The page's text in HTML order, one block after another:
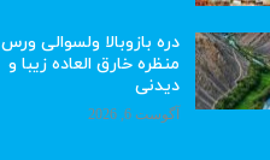
دره بازوبالا ولسوالی ورس
منظره خارق العاده زیبا و
دیدنی
آگوست 6, 2026